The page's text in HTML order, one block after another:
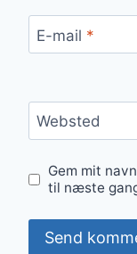
E-mail *
Websted
Gem mit
til næste